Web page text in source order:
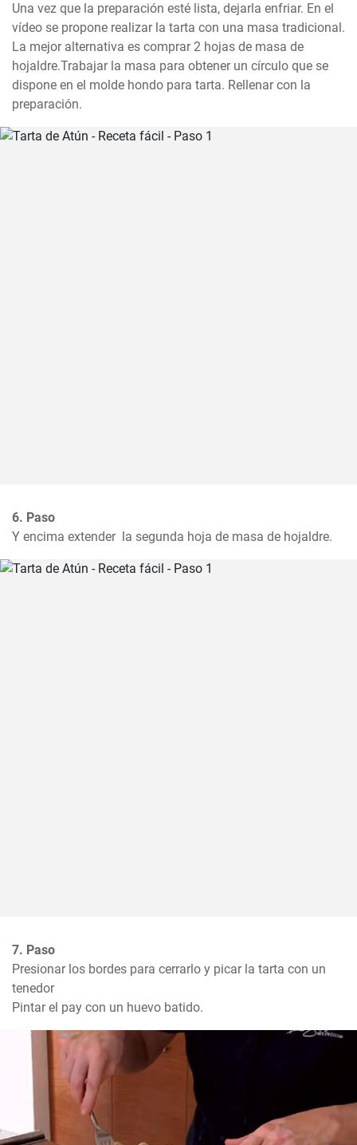
Una vez que la preparación esté lista, dejarla enfriar. En el
vídeo se propone realizar la tarta con una masa tradicional.
La mejor alternativa es comprar 2 hojas de masa de
hojaldre.Trabajar la masa para obtener un círculo que se
dispone en el molde hondo para tarta. Rellenar con la
preparación.
6. Paso
Y encima extender  la segunda hoja de masa de hojaldre.
7. Paso
Presionar los bordes para cerrarlo y picar la tarta con un
tenedor
Pintar el pay con un huevo batido.